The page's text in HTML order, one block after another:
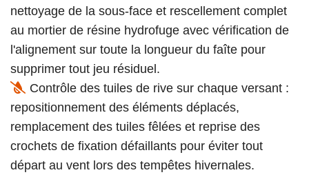
nettoyage de la sous-face et rescellement complet
au mortier de résine hydrofuge avec vérification de
l'alignement sur toute la longueur du faîte pour
supprimer tout jeu résiduel.
Contrôle des tuiles de rive sur chaque versant :
repositionnement des éléments déplacés,
remplacement des tuiles fêlées et reprise des
crochets de fixation défaillants pour éviter tout
départ au vent lors des tempêtes hivernales.